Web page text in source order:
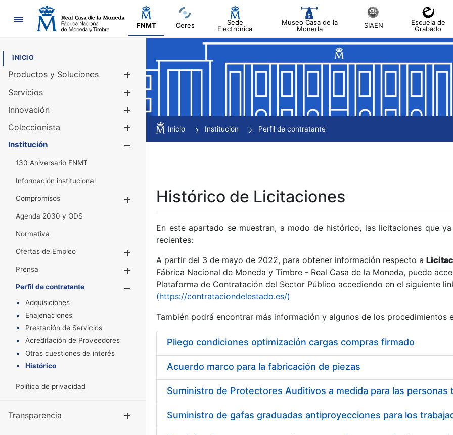
Navegación
FNMT Ceres
Sede
Electrónica
Museo Casa de la
Moneda
SIAEN
Escuela de
Grabado
INICIO
Productos y Soluciones
Mostrar/Ocultar
Servicios
Innovación
Coleccionista
Mostrar/Ocultar
Institución
130 Aniversario FNMT
Información institucional
Compromisos
Mostrar/Ocultar
Agenda 2030 y ODS
Normativa
Ofertas de Empleo
Prensa
Mostrar/Ocultar
Perfil de contratante
Mostrar/Ocultar
Adquisiciones
Enajenaciones
Prestación de Servicios
Acreditación de Proveedores
Otras cuestiones de interés
Histórico
Política de privacidad
Transparencia Mostrar/Ocultar
Inicio Institución Perfil de contratante
Histórico de Licitaciones
En este apartado se muestran, a modo de histórico, las licitaciones que
recientes:
A partir del 3 de mayo de 2022, para obtener información respecto a
Fábrica Nacional de Moneda y Timbre - Real Casa de la Moneda, puede
Plataforma de Contratación del Sector Público accediendo en el siguiente
(https://contrataciondelestado.es/)
También podrá encontrar más información y algunos de los procedimientos
Pliego condiciones optimización cargas compras firmado
Acuerdo marco para la fabricación de piezas